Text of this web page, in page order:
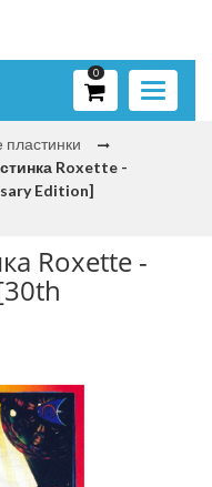
Toggle
0
Roxette -
Edition]
Roxette -